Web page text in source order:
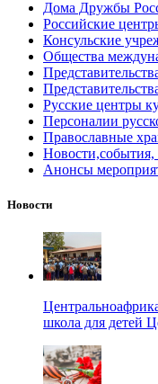
Дома Дружбы
Российские
Консульские
Общества
Русские центры
Персоналии
Православные
Новости,события,
Анонсы
Новости
школа для детей